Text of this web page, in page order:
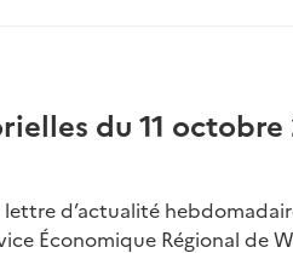
du 11 octobre
lettre d’actualité
Économique Régional de